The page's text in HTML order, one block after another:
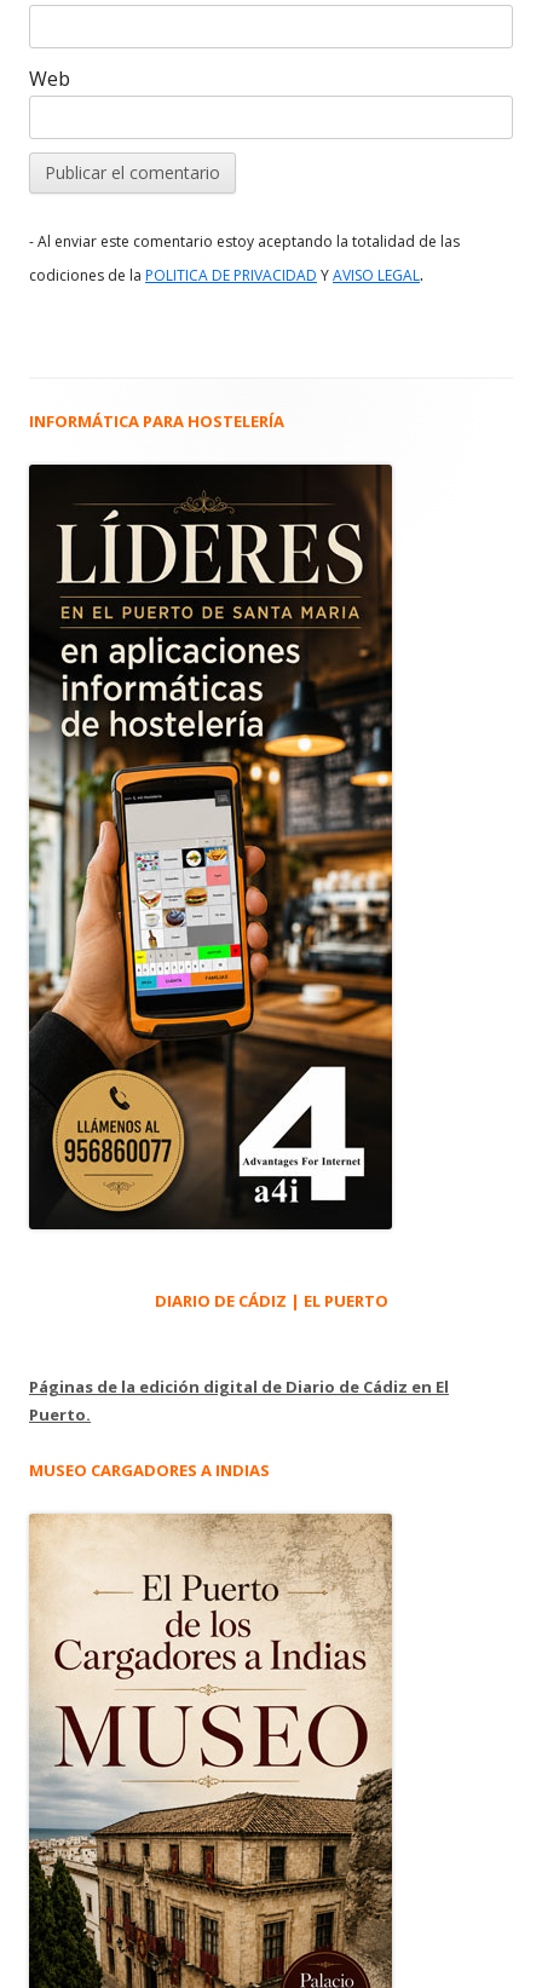
Web
- Al enviar este comentario estoy aceptando la totalidad de las
codiciones de la POLITICA DE PRIVACIDAD YAVISO LEGAL.
Barra
principal
INFORMÁTICA PARA HOSTELERÍA
DIARIO DE CÁDIZ | EL PUERTO
Páginas de la edición digital de Diario de Cádiz en El
Puerto.
MUSEO CARGADORES A INDIAS